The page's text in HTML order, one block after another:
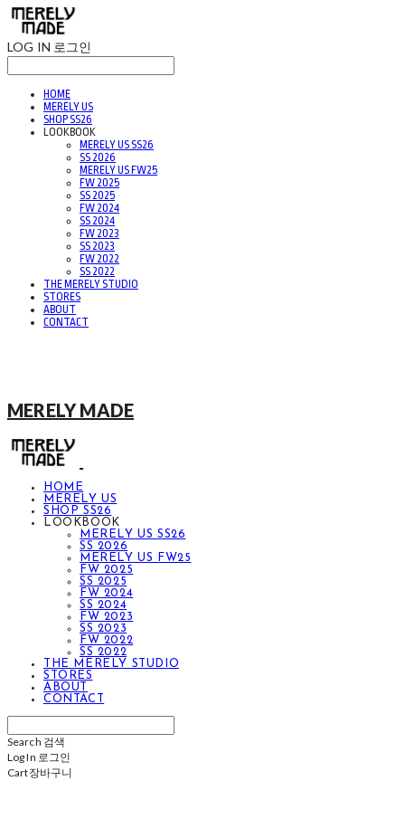
LOG IN 로그인
HOME
MERELY US
SHOP SS26
LOOKBOOK
MERELY US SS26
SS 2026
MERELY US FW25
FW 2025
SS 2025
FW 2024
SS 2024
FW 2023
SS 2023
FW 2022
SS 2022
THE MERELY STUDIO
STORES
ABOUT
CONTACT
MERELY MADE
HOME
MERELY US
SHOP SS26
LOOKBOOK
MERELY US SS26
SS 2026
MERELY US FW25
FW 2025
SS 2025
FW 2024
SS 2024
FW 2023
SS 2023
FW 2022
SS 2022
THE MERELY STUDIO
STORES
ABOUT
CONTACT
Search 검색
Log In 로그인
Cart장바구니